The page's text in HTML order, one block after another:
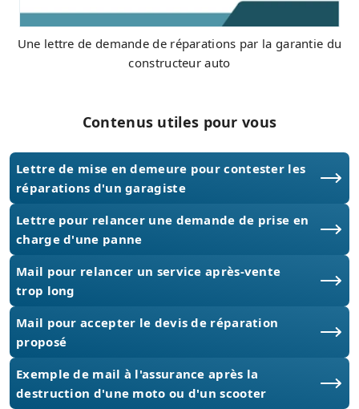
Une lettre de demande de réparations par la garantie du
constructeur auto
Contenus utiles pour vous
Lettre de mise en demeure pour contester les
réparations d'un garagiste
Lettre pour relancer une demande de prise en
charge d'une panne
Mail pour relancer un service après-vente
trop long
Mail pour accepter le devis de réparation
proposé
Exemple de mail à l'assurance après la
destruction d'une moto ou d'un scooter